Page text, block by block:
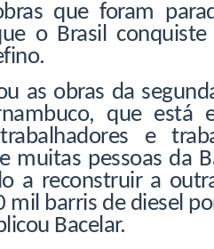
que foram
o Brasil
as obras da
que está
e
muitas pessoas da
a reconstruir a
mil barris de diesel
Bacelar.